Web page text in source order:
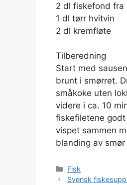
2 dl fiskefond fra
1 dl tørr hvitvin
2 dl kremfløte
Tilberedning
Start med
brunt i smørret.
småkoke uten
videre i ca. 10
fiskefiletene
vispet sammen
blanding av
Kategorier
Fisk
Svensk